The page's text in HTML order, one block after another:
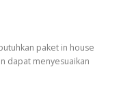
paket in house
dapat menyesuaikan